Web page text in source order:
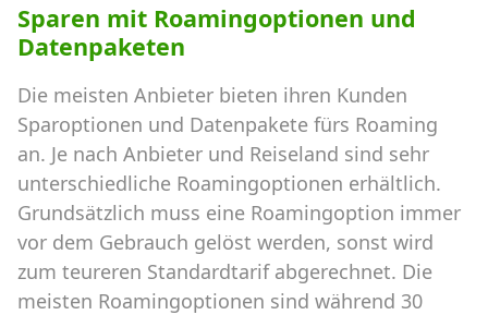
Sparen mit Roamingoptionen und
Datenpaketen
Die meisten Anbieter bieten ihren Kunden
Sparoptionen und Datenpakete fürs Roaming
an. Je nach Anbieter und Reiseland sind sehr
unterschiedliche Roamingoptionen erhältlich.
Grundsätzlich muss eine Roamingoption immer
vor dem Gebrauch gelöst werden, sonst wird
zum teureren Standardtarif abgerechnet. Die
meisten Roamingoptionen sind während 30